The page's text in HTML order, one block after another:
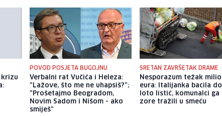
POVOD POSJETA BUGOJNU
Verbalni rat Vučića i Heleza:
"Lažove, što me ne uhapsiš?";
"Prošetajmo Beogradom,
Novim Sadom i Nišom - ako
smiješ"
SRETAN ZAVRŠETAK DRAME
Nesporazum težak
eura: Italijanka bacila
loto listić, komunalci ga
zore tražili u smeću